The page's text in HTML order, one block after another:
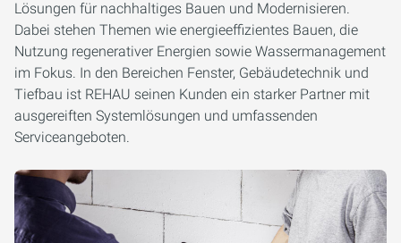
Lösungen für nachhaltiges Bauen und Modernisieren.
Dabei stehen Themen wie energieeffizientes Bauen, die
Nutzung regenerativer Energien sowie Wassermanagement
im Fokus. In den Bereichen Fenster, Gebäudetechnik und
Tiefbau ist REHAU seinen Kunden ein starker Partner mit
ausgereiften Systemlösungen und umfassenden
Serviceangeboten.